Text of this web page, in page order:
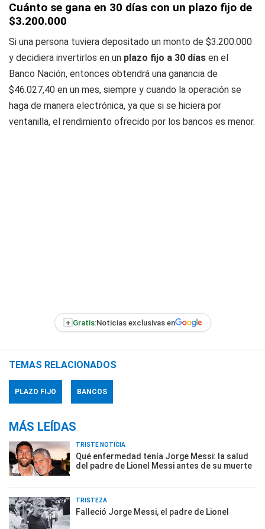
Cuánto se gana en 30 días con un plazo fijo de
$3.200.000
Si una persona tuviera depositado un monto de $3.200.000
y decidiera invertirlos en un plazo fijo a 30 días en el
Banco Nación, entonces obtendrá una ganancia de
$46.027,40 en un mes, siempre y cuando la operación se
haga de manera electrónica, ya que si se hiciera por
ventanilla, el rendimiento ofrecido por los bancos es menor.
+ Gratis:Noticias exclusivas en
TEMAS RELACIONADOS
PLAZO FIJO BANCOS
MÁS LEÍDAS
TRISTE NOTICIA
Qué enfermedad tenía Jorge Messi: la salud
del padre de Lionel Messi antes de su muerte
TRISTEZA
Falleció Jorge Messi, el padre de Lionel